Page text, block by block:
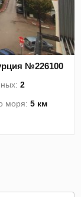
№226100
2
моря:5 км